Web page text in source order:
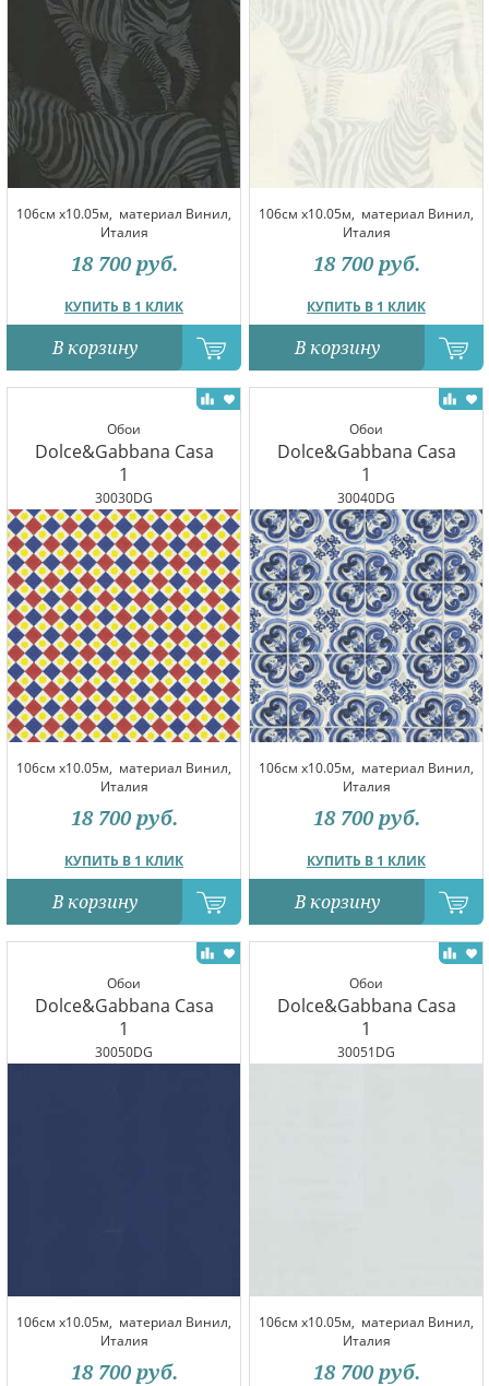
106см x10.05м, материал Винил,
Италия
КУПИТЬ В 1 КЛИК
18 700 руб.
В корзину
106см x10.05м, материал Винил,
Италия
КУПИТЬ В 1 КЛИК
18 700 руб.
В корзину
Обои
Dolce&Gabbana Casa
1
30030DG
106см x10.05м, материал Винил,
Италия
КУПИТЬ В 1 КЛИК
18 700 руб.
В корзину
Обои
Dolce&Gabbana Casa
1
30040DG
106см x10.05м, материал Винил,
Италия
КУПИТЬ В 1 КЛИК
18 700 руб.
В корзину
Обои
Dolce&Gabbana Casa
1
30050DG
106см x10.05м, материал Винил,
Италия
18 700 руб.
Обои
Dolce&Gabbana Casa
1
30051DG
106см x10.05м, материал Винил,
Италия
18 700 руб.